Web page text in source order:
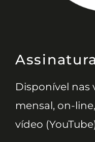
Assinatura
Disponível nas
mensal, on-
vídeo